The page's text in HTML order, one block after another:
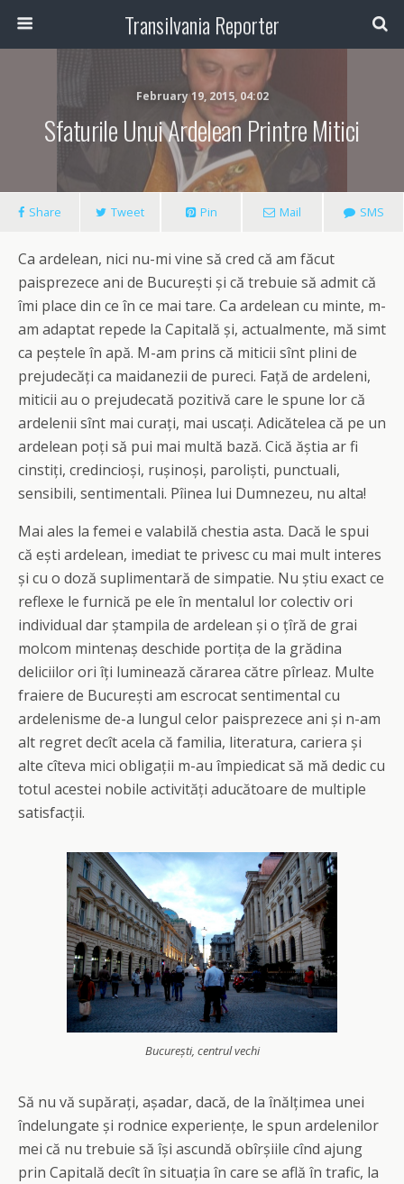
Transilvania Reporter
February 19, 2015, 04:02
Sfaturile Unui Ardelean Printre Mitici
Share Tweet Pin Mail SMS
Ca ardelean, nici nu-mi vine să cred că am făcut
paisprezece ani de București și că trebuie să admit că
îmi place din ce în ce mai tare. Ca ardelean cu minte, m-
am adaptat repede la Capitală și, actualmente, mă simt
ca peștele în apă. M-am prins că miticii sînt plini de
prejudecăți ca maidanezii de pureci. Față de ardeleni,
miticii au o prejudecată pozitivă care le spune lor că
ardelenii sînt mai curați, mai uscați. Adicătelea că pe un
ardelean poți să pui mai multă bază. Cică ăștia ar fi
cinstiți, credincioși, rușinoși, paroliști, punctuali,
sensibili, sentimentali. Pîinea lui Dumnezeu, nu alta!
Mai ales la femei e valabilă chestia asta. Dacă le spui
că ești ardelean, imediat te privesc cu mai mult interes
și cu o doză suplimentară de simpatie. Nu știu exact ce
reflexe le furnică pe ele în mentalul lor colectiv ori
individual dar ștampila de ardelean și o țîră de grai
molcom mintenaș deschide portița de la grădina
deliciilor ori îți luminează cărarea către pîrleaz. Multe
fraiere de București am escrocat sentimental cu
ardelenisme de-a lungul celor paisprezece ani și n-am
alt regret decît acela că familia, literatura, cariera și
alte cîteva mici obligații m-au împiedicat să mă dedic cu
totul acestei nobile activități aducătoare de multiple
satisfacții.
București, centrul vechi
Să nu vă supărați, așadar, dacă, de la înălțimea unei
îndelungate și rodnice experiențe, le spun ardelenilor
mei că nu trebuie să își ascundă obîrșiile cînd ajung
prin Capitală decît în situația în care se află în trafic, la